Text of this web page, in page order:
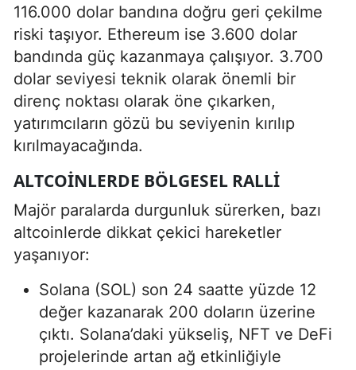
116.000 dolar bandına doğru geri çekilme
riski taşıyor. Ethereum ise 3.600 dolar
bandında güç kazanmaya çalışıyor. 3.700
dolar seviyesi teknik olarak önemli bir
direnç noktası olarak öne çıkarken,
yatırımcıların gözü bu seviyenin kırılıp
kırılmayacağında.
ALTCOINLERDE BÖLGESEL RALLI
Majör paralarda durgunluk sürerken, bazı
altcoinlerde dikkat çekici hareketler
yaşanıyor:
Solana (SOL) son 24 saatte yüzde 12
değer kazanarak 200 doların üzerine
çıktı. Solana’daki yükseliş, NFT ve DeFi
projelerinde artan ağ etkinliğiyle